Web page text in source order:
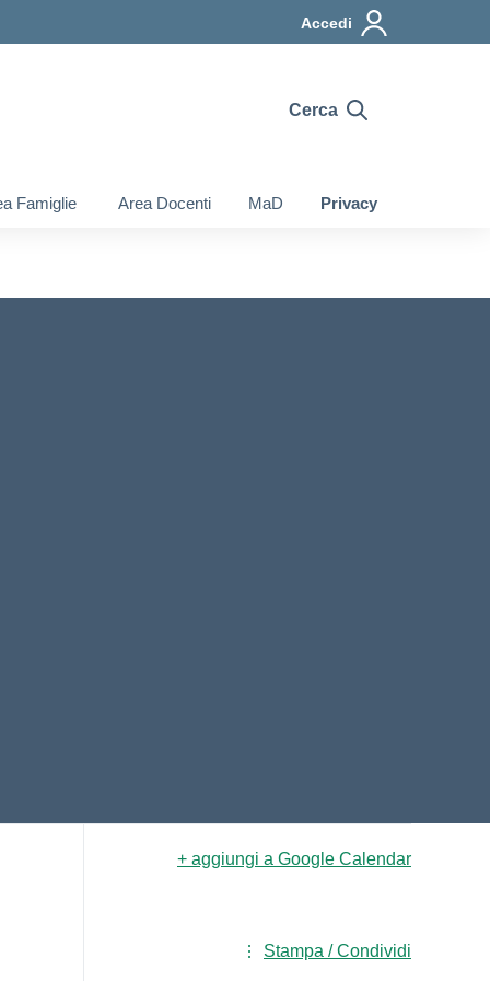
Accedi
Cerca
Famiglie Area Docenti MaD Privacy
+ aggiungi a Google Calendar
Stampa / Condividi